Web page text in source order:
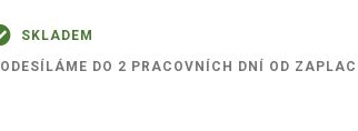
SKLADEM
ODESÍLÁME DO 2 PRACOVNÍCH DNÍ OD